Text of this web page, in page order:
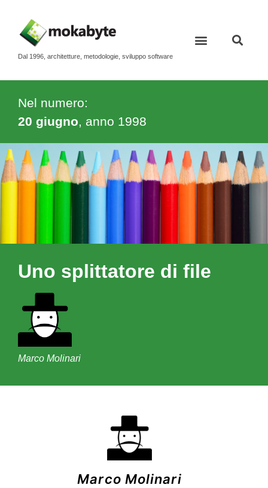
Dal 1996, architetture, metodologie, sviluppo software
Nel numero:
20 giugno, anno 1998
Uno splittatore di file
Marco Molinari
Marco Molinari